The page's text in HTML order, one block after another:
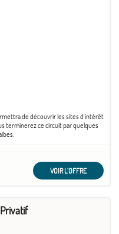
de découvrir les sites d'intérêt
terminerez ce circuit par quelques
VOIR L'OFFRE